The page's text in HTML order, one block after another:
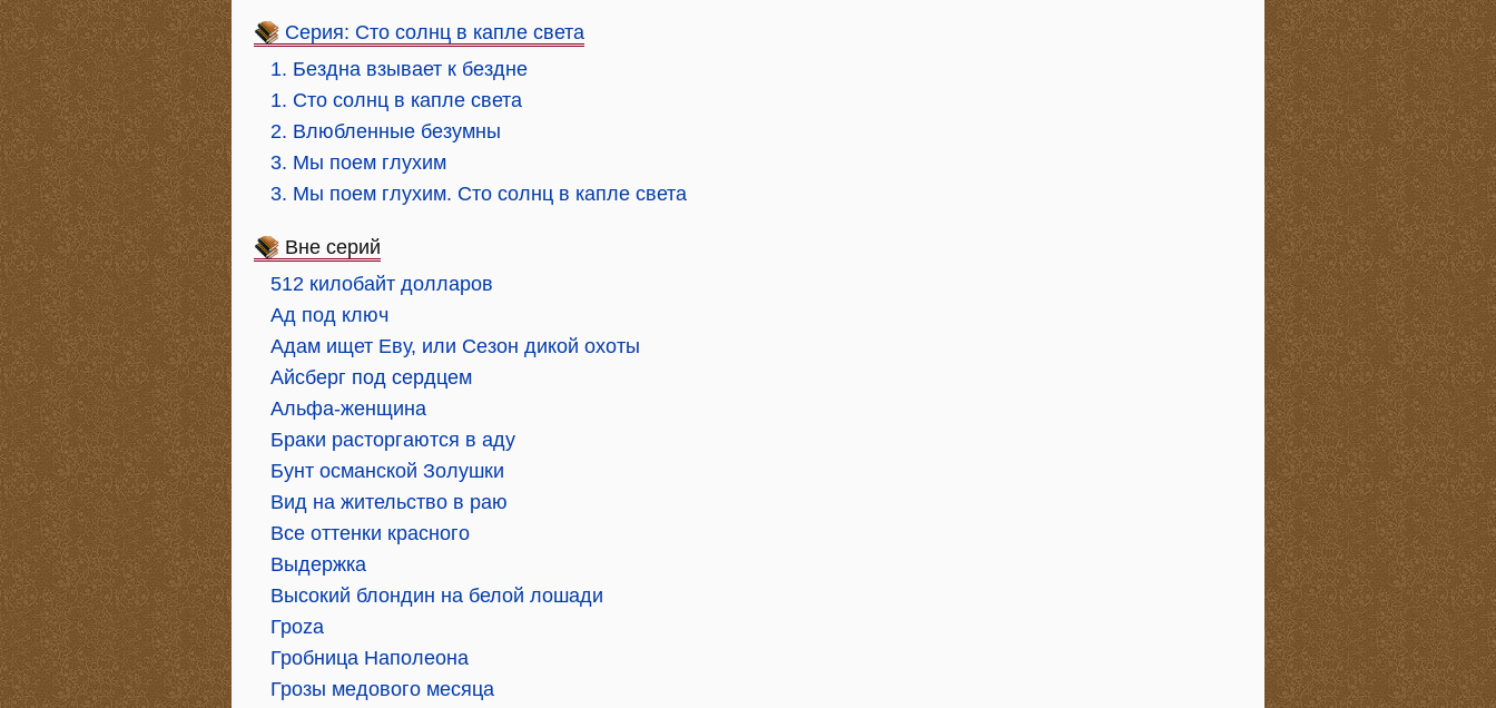
Серия: Сто солнц в капле света
1. Бездна взывает к бездне
1. Сто солнц в капле света
2. Влюбленные безумны
3. Мы поем глухим
3. Мы поем глухим. Сто солнц в капле света
Вне серий
512 килобайт долларов
Ад под ключ
Адам ищет Еву, или Сезон дикой охоты
Айсберг под сердцем
Альфа-женщина
Браки расторгаются в аду
Бунт османской Золушки
Вид на жительство в раю
Все оттенки красного
Выдержка
Высокий блондин на белой лошади
Гроzа
Гробница Наполеона
Грозы медового месяца